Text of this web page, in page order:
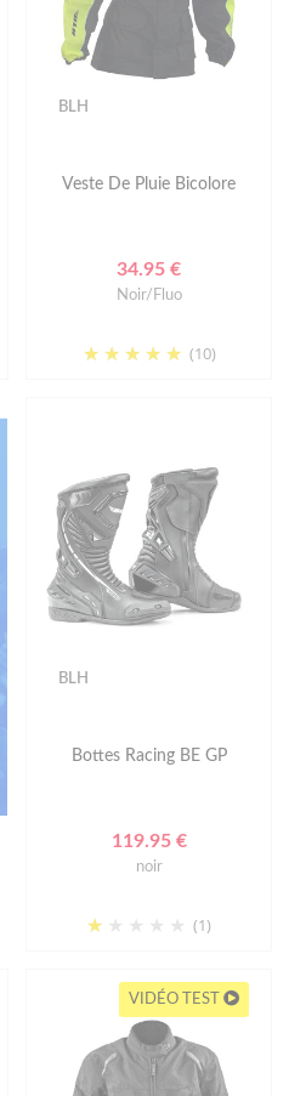
BLH
Veste De Pluie Bicolore
34.95 €
Noir/Fluo
(10)
BLH
Bottes Racing BE GP
119.95 €
noir
(1)
VIDÉO TEST